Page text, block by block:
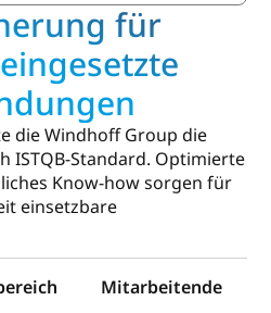
für
die Windhoff Group die
ISTQB-Standard. Optimierte
Know-how sorgen für
einsetzbare
Mitarbeitende